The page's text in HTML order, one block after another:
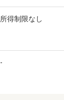
所得制限なし
-